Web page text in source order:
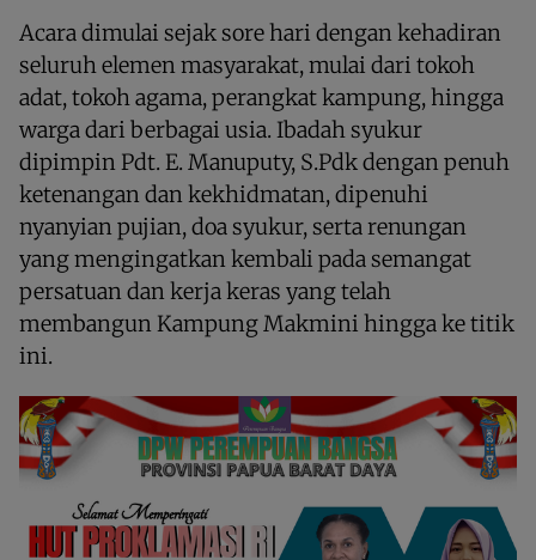
Acara dimulai sejak sore hari dengan kehadiran
seluruh elemen masyarakat, mulai dari tokoh
adat, tokoh agama, perangkat kampung, hingga
warga dari berbagai usia. Ibadah syukur
dipimpin Pdt. E. Manuputy, S.Pdk dengan penuh
ketenangan dan kekhidmatan, dipenuhi
nyanyian pujian, doa syukur, serta renungan
yang mengingatkan kembali pada semangat
persatuan dan kerja keras yang telah
membangun Kampung Makmini hingga ke titik
ini.